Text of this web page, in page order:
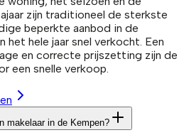
zijn traditioneel de sterkste
beperkte aanbod in de
het hele jaar snel verkocht. Een
en correcte prijszetting zijn de
een snelle verkoop.
makelaar in de Kempen?